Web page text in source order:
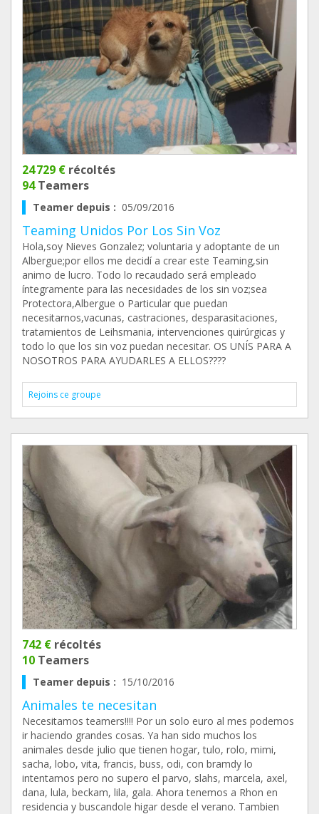
24 729 € récoltés
94Teamers
Teamer depuis : 05/09/2016
Teaming Unidos Por Los Sin Voz
Hola,soy Nieves Gonzalez; voluntaria y adoptante de un
Albergue;por ellos me decidí a crear este Teaming,sin
animo de lucro. Todo lo recaudado será empleado
íntegramente para las necesidades de los sin voz;sea
Protectora,Albergue o Particular que puedan
necesitarnos,vacunas, castraciones, desparasitaciones,
tratamientos de Leihsmania, intervenciones quirúrgicas y
todo lo que los sin voz puedan necesitar. OS UNÍS PARA A
NOSOTROS PARA AYUDARLES A ELLOS????
Rejoins ce groupe
742 € récoltés
10 Teamers
Teamer depuis : 15/10/2016
Animales te necesitan
Necesitamos teamers!!!! Por un solo euro al mes podemos
ir haciendo grandes cosas. Ya han sido muchos los
animales desde julio que tienen hogar, tulo, rolo, mimi,
sacha, lobo, vita, francis, buss, odi, con bramdy lo
intentamos pero no supero el parvo, slahs, marcela, axel,
dana, lula, beckam, lila, gala. Ahora tenemos a Rhon en
residencia y buscandole higar desde el verano. Tambien